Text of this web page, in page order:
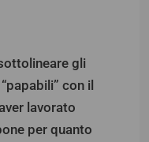
gli
con il
lavorato
per quanto